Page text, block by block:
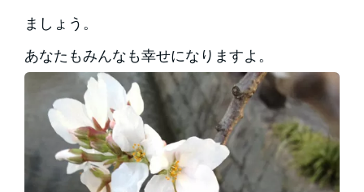
ましょう。
あなたもみんなも幸せになりますよ。